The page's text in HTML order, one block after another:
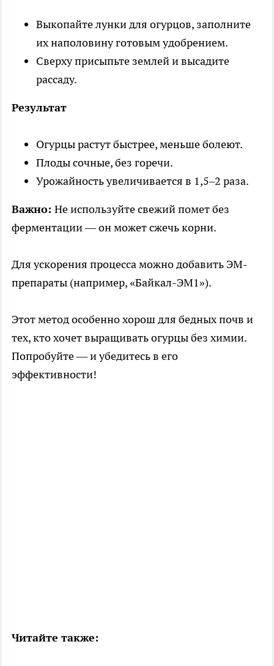
Выкопайте лунки для огурцов, заполните
их наполовину готовым удобрением.
Сверху присыпьте землей и высадите
рассаду.
Результат
Огурцы растут быстрее, меньше болеют.
Плоды сочные, без горечи.
Урожайность увеличивается в 1,5–2 раза.
Важно: Не используйте свежий помет без
ферментации — он может сжечь корни.
Для ускорения процесса можно добавить ЭМ-
препараты (например, «Байкал-ЭМ1»).
Этот метод особенно хорош для бедных почв и
тех, кто хочет выращивать огурцы без химии.
Попробуйте — и убедитесь в его
эффективности!
Читайте также: